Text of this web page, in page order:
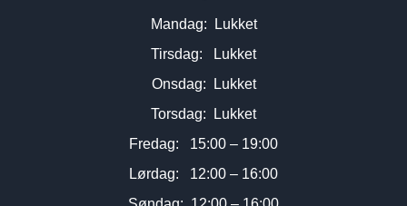
Mandag: Lukket
Tirsdag: Lukket
Onsdag: Lukket
Torsdag: Lukket
Fredag: 15:00 – 19:00
Lørdag: 12:00 – 16:00